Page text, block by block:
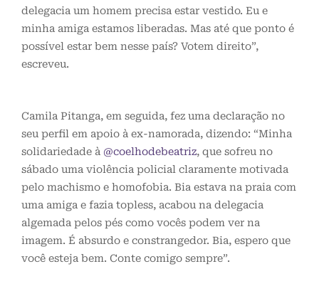
delegacia um homem precisa estar vestido. Eu e
minha amiga estamos liberadas. Mas até que ponto é
possível estar bem nesse país? Votem direito”,
escreveu.
Camila Pitanga, em seguida, fez uma declaração no
seu perfil em apoio à ex-namorada, dizendo: “Minha
solidariedade à @coelhodebeatriz, que sofreu no
sábado uma violência policial claramente motivada
pelo machismo e homofobia. Bia estava na praia com
uma amiga e fazia topless, acabou na delegacia
algemada pelos pés como vocês podem ver na
imagem. É absurdo e constrangedor. Bia, espero que
você esteja bem. Conte comigo sempre”.